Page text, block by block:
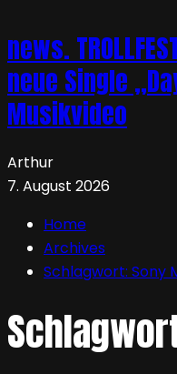
news.
neue Single
Musikvideo
Arthur
7. August 2026
Home
Archives
Schlagwort: Sony